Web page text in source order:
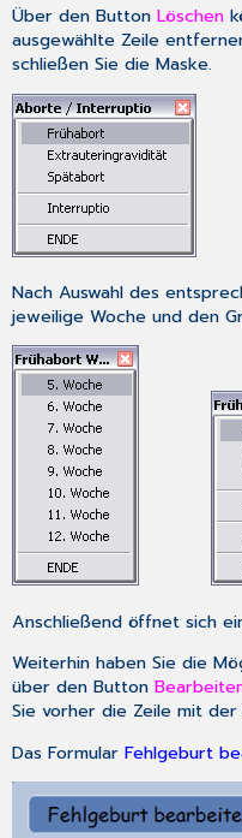
Über den ButtonLöschen
ausgewählte Zeile
schließen Sie die Maske.
Nach Auswahl des
jeweilige Woche und den
Anschließend öffnet sich
Weiterhin haben Sie die
über den Button
Sie vorher die Zeile mit der
Das FormularFehlgeburt